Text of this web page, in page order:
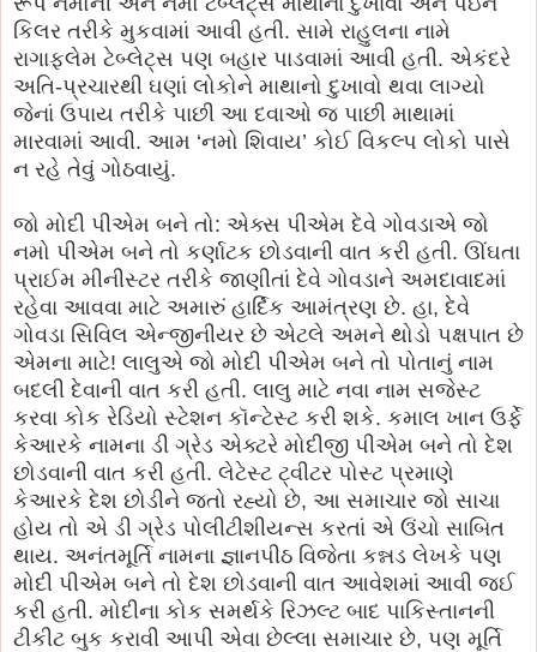
કિલર તરીકે મુકવામાં આવી હતી. સામે રાહુલના નામે
રાગાફ્લેમ ટેબ્લેટ્સ પણ બહાર પાડવામાં આવી હતી. એકંદરે
અતિ-પ્રચારથી ઘણાં લોકોને માથાનો દુખાવો થવા લાગ્યો
જેનાં ઉપાય તરીકે પાછી આ દવાઓ જ પાછી માથામાં
મારવામાં આવી. આમ ‘નમો શિવાય’ કોઈ વિકલ્પ લોકો પાસે
ન રહે તેવું ગોઠવાયું.
જો મોદી પીએમ બને તો: એક્સ પીએમ દેવે ગોવડાએ જો
નમો પીએમ બને તો કર્ણાટક છોડવાની વાત કરી હતી. ઊંઘતા
પ્રાઈમ મીનીસ્ટર તરીકે જાણીતાં દેવે ગોવડાને અમદાવાદમાં
રહેવા આવવા માટે અમારું હાર્દિક આમંત્રણ છે. હા, દેવે
ગોવડા સિવિલ એન્જીનીયર છે એટલે અમને થોડો પક્ષપાત છે
એમના માટે! લાલુએ જો મોદી પીએમ બને તો પોતાનું નામ
બદલી દેવાની વાત કરી હતી. લાલુ માટે નવા નામ સજેસ્ટ
કરવા કોક રેડિયો સ્ટેશન કૉન્ટેસ્ટ કરી શકે. કમાલ ખાન ઉર્ફે
કેઆરકે નામના ડી ગ્રેડ એક્ટરે મોદીજી પીએમ બને તો દેશ
છોડવાની વાત કરી હતી. લેટેસ્ટ ટ્વીટર પોસ્ટ પ્રમાણે
કેઆરકે દેશ છોડીને જતો રહ્યો છે, આ સમાચાર જો સાચા
હોય તો એ ડી ગ્રેડ પોલીટીશીયન્સ કરતાં એ ઉંચો સાબિત
થાય. અનંતમૂર્તિ નામના જ્ઞાનપીઠ વિજેતા કન્નડ લેખકે પણ
મોદી પીએમ બને તો દેશ છોડવાની વાત આવેશમાં આવી જઈ
કરી હતી. મોદીના કોક સમર્થકે રિઝલ્ટ બાદ પાકિસ્તાનની
ટીકીટ બુક કરાવી આપી એવા છેલ્લા સમાચાર છે, પણ મૂર્તિ